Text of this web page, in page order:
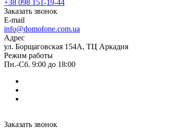
+38 098 151-19-44
Заказать звонок
E-mail
info@domofone.com.ua
Адрес
ул. Борщаговская 154А, ТЦ Аркадия
Режим работы
Пн.-Сб. 9:00 до 18:00
Заказать звонок